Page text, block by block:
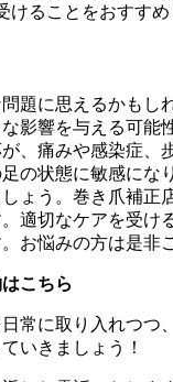
けることをおすすめ
題に思えるかもし
影響を与える可能
、痛みや感染症、
の状態に敏感にな
ょう。巻き爪補正
適切なケアを受け
お悩みの方は是非
こちら
常に取り入れつつ
いきましょう！